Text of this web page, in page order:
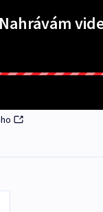
Nahrávám